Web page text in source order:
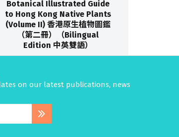
Botanical Illustrated Guide
to Hong Kong Native Plants
(Volume II) 香港原生植物圖鑑
（第二冊）（Bilingual
Edition 中英雙語）
on our latest publications, news